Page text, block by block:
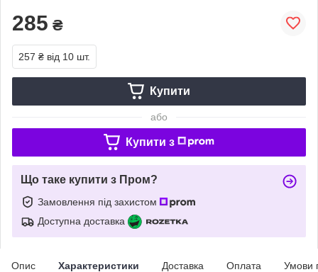
285 ₴
257 ₴ від 10 шт.
Купити
або
Купити з
Що таке купити з Пром?
Замовлення під захистом
Доступна доставка
Опис Характеристики Доставка Оплата Умови